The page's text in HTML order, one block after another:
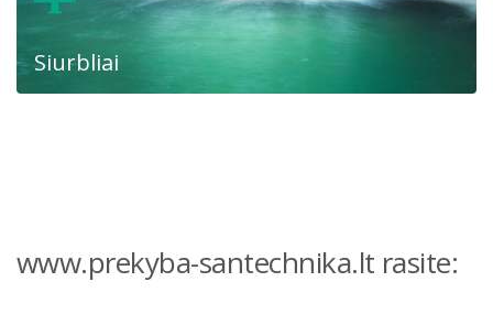
Siurbliai
www.prekyba-santechnika.lt rasite: